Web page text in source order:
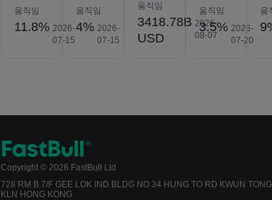
움직임
11.8% 2026-
07-15
움직임
4% 2026-
07-15
움직임
3418.78B
USD
2026-
08-07
움직임
3.5% 2026-
07-20
움
Copyright © 2026 FastBull Ltd
728 RM B 7/F GEE LOK IND BLDG NO 34 HUNG TO RD KWUN TONG
KLN HONG KONG